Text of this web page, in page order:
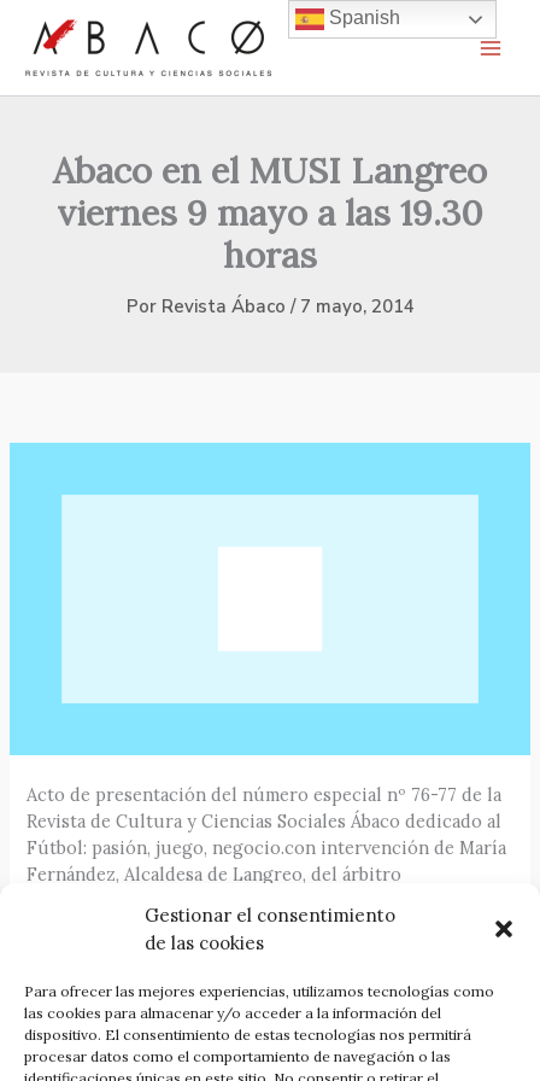
Gestionar el consentimiento
de las cookies
Para ofrecer las mejores experiencias, utilizamos tecnologías como
las cookies para almacenar y/o acceder a la información del
dispositivo. El consentimiento de estas tecnologías nos permitirá
procesar datos como el comportamiento de navegación o las
contenido
Abaco en el MUSI Langreo
viernes 9 mayo a las 19.30
horas
Por Revista Ábaco / 7 mayo, 2014
Acto de presentación del número especial nº 76-77 de la
Revista de Cultura y Ciencias Sociales Ábaco dedicado al
Fútbol: pasión, juego, negocio.con intervención de María
Fernández, Alcaldesa de Langreo, del árbitro
Ábaco futbolero: Nacho Fdez. del Castro y Juan J. Alonso.
El mismo tendrá lugar en La Felguera, Salón de Actos del
Museo de la Siderurgia de Asturias (MUSI), el próximo
viernes, 9 de Mayo de 2014, a las 19.30 horas.
Spanish